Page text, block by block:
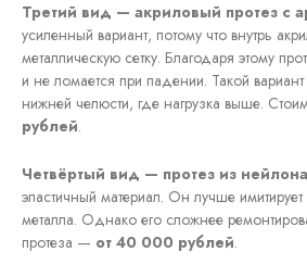
Третий вид — акриловый протез с
усиленный вариант, потому что внутрь
металлическую сетку. Благодаря этому
и не ломается при падении. Такой
нижней челюсти, где нагрузка выше.
рублей.
Четвёртый вид — протез из
эластичный материал. Он лучше
металла. Однако его сложнее
протеза — от 40 000 рублей.